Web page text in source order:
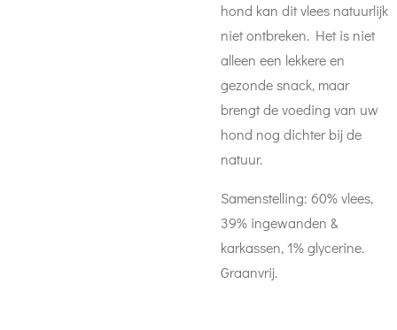
hond kan dit vlees natuurlijk
niet ontbreken. Het is niet
alleen een lekkere en
gezonde snack, maar
brengt de voeding van uw
hond nog dichter bij de
natuur.
Samenstelling: 60% vlees,
39% ingewanden &
karkassen, 1% glycerine.
Graanvrij.